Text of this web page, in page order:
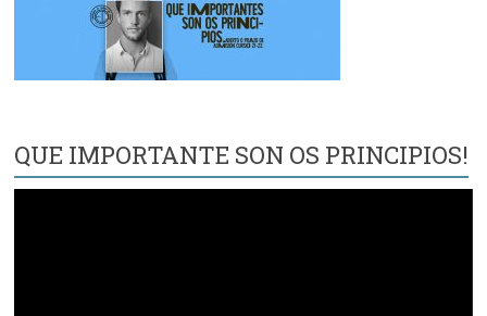
QUE IMPORTANTE SON OS PRINCIPIOS!